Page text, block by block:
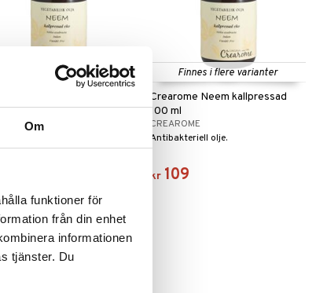
Om
funktioner för
från din enhet
informationen
tjänster. Du
Finnes i flere varianter Finnes i flere varianter
Crearome Neem kallpressad
100 ml
CREAROME
Antibakteriell olje.
kr 109